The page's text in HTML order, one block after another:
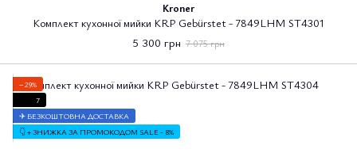
Kroner
Комплект кухонної мийки KRP Gebürstet - 7849LHM ST4301
5 300 грн 7 075 грн
−29%
7
✈ БЕЗКОШТОВНА ДОСТАВКА
👇 + ЗНИЖКА ЗА ПРОМОКОДОМ SALE - 8%